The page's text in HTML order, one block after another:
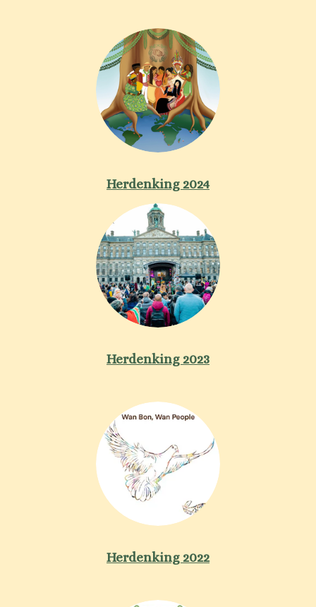
Herdenking 2024
Herdenking 2023
Herdenking 2022